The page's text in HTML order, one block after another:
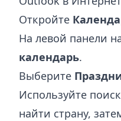
Откройте
На левой панели
календарь.
Выберите
Используйте
найти страну,